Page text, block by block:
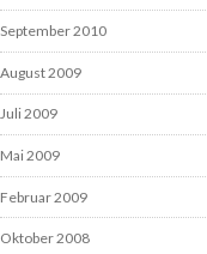
September 2010
August 2009
Juli 2009
Mai 2009
Februar 2009
Oktober 2008